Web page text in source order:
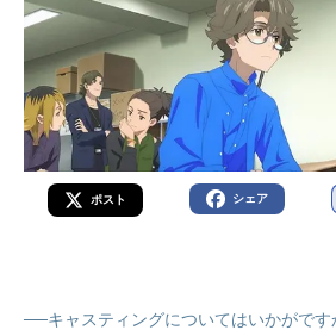
ポスト シェア
──キャスティングについてはいかがです